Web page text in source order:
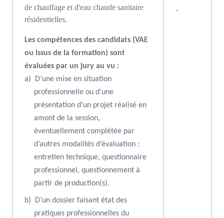
de chauffage et d'eau chaude sanitaire
résidentielles.
Les compétences des candidats (VAE
ou issus de la formation) sont
évaluées par un jury au vu :
a)
D’une mise en situation
professionnelle ou d’une
présentation d’un projet réalisé en
amont de la session,
éventuellement complétée par
d’autres modalités d’évaluation :
entretien technique, questionnaire
professionnel, questionnement à
partir de production(s).
b)
D’un dossier faisant état des
pratiques professionnelles du
-